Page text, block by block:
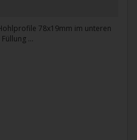
78x19mm im unteren
...